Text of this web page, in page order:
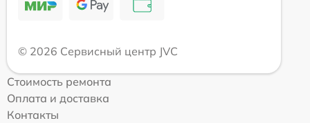
© 2026 Сервисный центр JVC
Стоимость ремонта
Оплата и доставка
Контакты